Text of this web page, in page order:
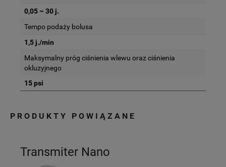
0,05 ~ 30 j.
Tempo podaży bolusa
1,5 j./min
Maksymalny próg ciśnienia wlewu oraz ciśnienia
okluzyjnego
15 psi
PRODUKTY POWIĄZANE
Transmiter Nano